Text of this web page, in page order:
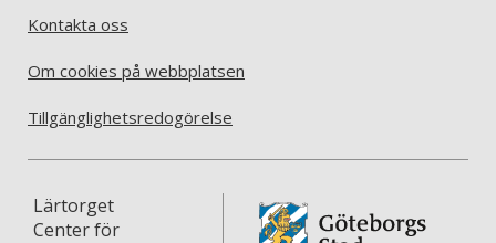
Kontakta oss
Om cookies på webbplatsen
Tillgänglighetsredogörelse
Lärtorget
Center för